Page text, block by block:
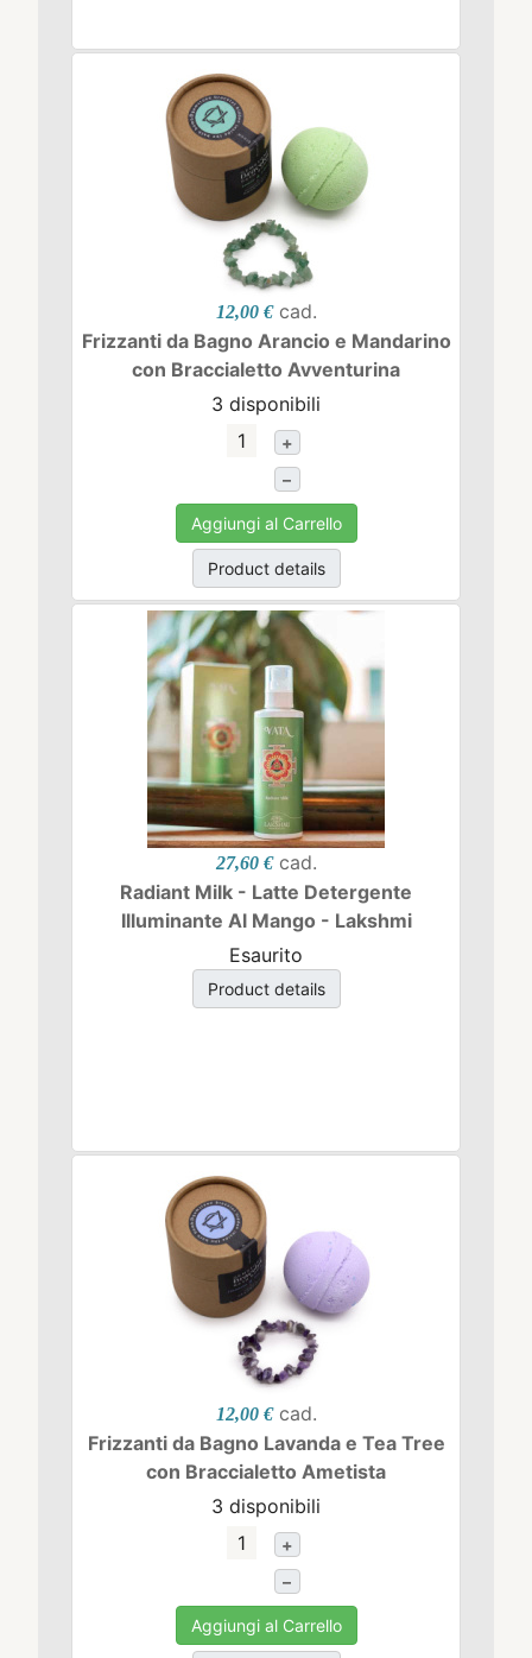
12,00 € cad.
Frizzanti da Bagno Arancio e Mandarino
con Braccialetto Avventurina
3 disponibili
+
–
Aggiungi al Carrello
Product details
27,60 € cad.
Radiant Milk - Latte Detergente
Illuminante Al Mango - Lakshmi
Esaurito
Product details
12,00 € cad.
Frizzanti da Bagno Lavanda e Tea Tree
con Braccialetto Ametista
3 disponibili
+
–
Aggiungi al Carrello